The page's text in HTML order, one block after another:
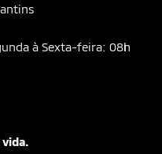
à Sexta-feira: 08h
vida.